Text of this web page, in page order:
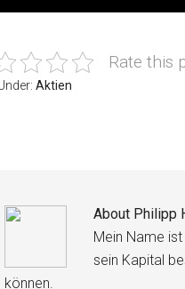
Rate this
Aktien
About Philipp
Mein Name
sein Kapital
können.